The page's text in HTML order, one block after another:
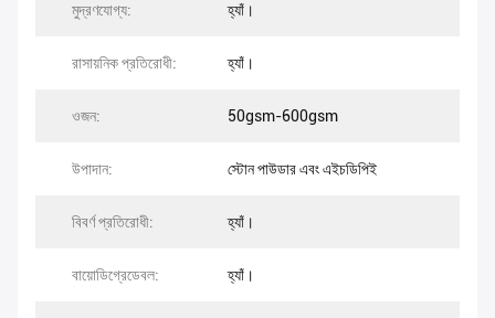
মুদ্রণযোগ্য: হ্যাঁ।
রাসায়নিক প্রতিরোধী: হ্যাঁ।
ওজন: 50gsm-600gsm
উপাদান: স্টোন পাউডার এবং এইচডিপিই
বিবর্ণ প্রতিরোধী: হ্যাঁ।
বায়োডিগ্রেডেবল: হ্যাঁ।